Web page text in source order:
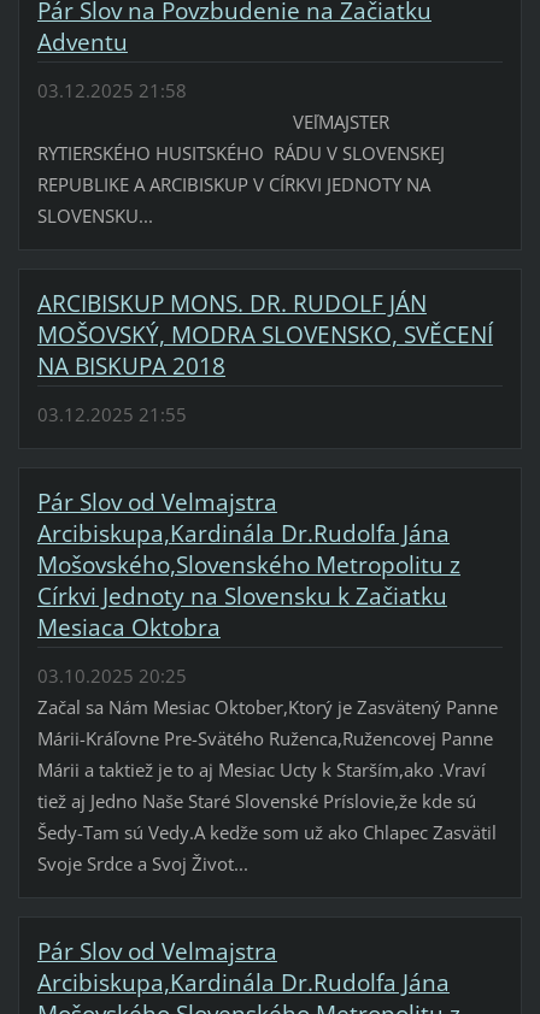
Pár Slov na Povzbudenie na Začiatku
Adventu
03.12.2025 21:58
VEľMAJSTER
RYTIERSKÉHO HUSITSKÉHO RÁDU V SLOVENSKEJ
REPUBLIKE A ARCIBISKUP V CÍRKVI JEDNOTY NA
SLOVENSKU...
ARCIBISKUP MONS. DR. RUDOLF JÁN
MOŠOVSKÝ, MODRA SLOVENSKO, SVĚCENÍ
NA BISKUPA 2018
03.12.2025 21:55
Pár Slov od Velmajstra
Arcibiskupa,Kardinála Dr.Rudolfa Jána
Mošovského,Slovenského Metropolitu z
Církvi Jednoty na Slovensku k Začiatku
Mesiaca Oktobra
03.10.2025 20:25
Začal sa Nám Mesiac Oktober,Ktorý je Zasvätený Panne
Márii-Kráľovne Pre-Svätého Ruženca,Ružencovej Panne
Márii a taktiež je to aj Mesiac Ucty k Starším,ako .Vraví
tiež aj Jedno Naše Staré Slovenské Príslovie,že kde sú
Šedy-Tam sú Vedy.A kedže som už ako Chlapec Zasvätil
Svoje Srdce a Svoj Život...
Pár Slov od Velmajstra
Arcibiskupa,Kardinála Dr.Rudolfa Jána